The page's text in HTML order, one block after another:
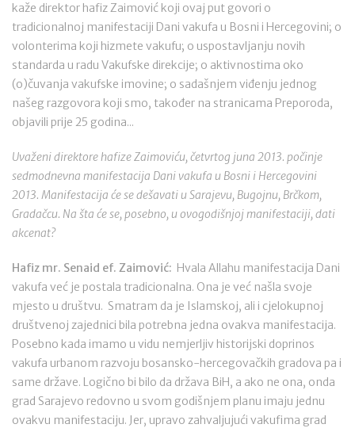
kaže direktor hafiz Zaimović koji ovaj put govori o
tradicionalnoj manifestaciji Dani vakufa u Bosni i Hercegovini; o
volonterima koji hizmete vakufu; o uspostavljanju novih
standarda u radu Vakufske direkcije; o aktivnostima oko
(o)čuvanja vakufske imovine; o sadašnjem viđenju jednog
našeg razgovora koji smo, također na stranicama Preporoda,
objavili prije 25 godina...
Uvaženi direktore hafize Zaimoviću, četvrtog juna 2013. počinje
sedmodnevna manifestacija Dani vakufa u Bosni i Hercegovini
2013. Manifestacija će se dešavati u Sarajevu, Bugojnu, Brčkom,
Gradačcu. Na šta će se, posebno, u ovogodišnjoj manifestaciji, dati
akcenat?
Hafiz mr. Senaid ef. Zaimović: Hvala Allahu manifestacija Dani
vakufa već je postala tradicionalna. Ona je već našla svoje
mjesto u društvu. Smatram da je Islamskoj, ali i cjelokupnoj
društvenoj zajednici bila potrebna jedna ovakva manifestacija.
Posebno kada imamo u vidu nemjerljiv historijski doprinos
vakufa urbanom razvoju bosansko-hercegovačkih gradova pa i
same države. Logično bi bilo da država BiH, a ako ne ona, onda
grad Sarajevo redovno u svom godišnjem planu imaju jednu
ovakvu manifestaciju. Jer, upravo zahvaljujući vakufima grad